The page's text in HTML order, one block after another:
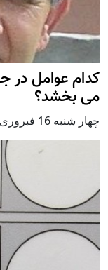
کدام عوامل در
می بخشد؟
چهار شنبه 16 فبروری 2011